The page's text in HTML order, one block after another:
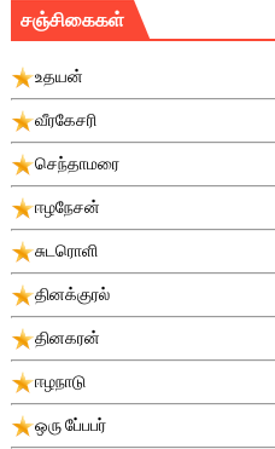
சஞ்சிகைகள்
உதயன்
வீரகேசரி
செந்தாமரை
ஈழநேசன்
சுடரொளி
தினக்குரல்
தினகரன்
ஈழநாடு
ஒரு பே்பபர்